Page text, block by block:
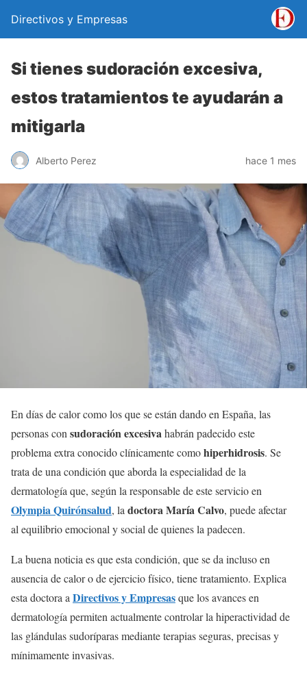
Directivos y Empresas
Si tienes sudoración excesiva,
estos tratamientos te ayudarán a
mitigarla
Alberto Perez hace 1 mes
En días de calor como los que se están dando en España, las
personas consudoración excesivahabrán padecido este
problema extra conocido clínicamente comohiperhidrosis. Se
trata de una condición que aborda la especialidad de la
dermatología que, según la responsable de este servicio en
Olympia Quirónsalud, ladoctora María Calvo, puede afectar
al equilibrio emocional y social de quienes la padecen.
La buena noticia es que esta condición, que se da incluso en
ausencia de calor o de ejercicio físico, tiene tratamiento. Explica
esta doctora aDirectivos y Empresasque los avances en
dermatología permiten actualmente controlar la hiperactividad de
las glándulas sudoríparas mediante terapias seguras, precisas y
mínimamente invasivas.